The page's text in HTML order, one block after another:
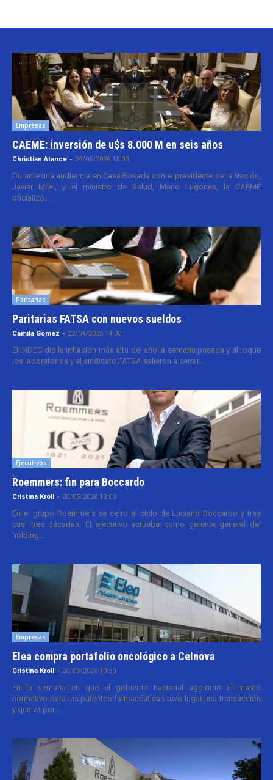
Empresas
CAEME: inversión de u$s 8.000 M en seis años
Christian Atance - 29/05/2026 15:00
Durante una audiencia en Casa Rosada con el presidente de la Nación,
Javier Milei, y el ministro de Salud, Mario Lugones, la CAEME
oficializó...
Paritarias
Paritarias FATSA con nuevos sueldos
Camila Gomez - 22/04/2026 14:30
El INDEC dio la inflación más alta del año la semana pasada y al toque
los laboratorios y el sindicato FATSA salieron a cerrar...
Ejecutivos
Roemmers: fin para Boccardo
Cristina Kroll - 20/05/2026 13:00
En el grupo Roemmers se cerró el ciclo de Luciano Boccardo y tras
casi tres décadas. El ejecutivo actuaba como gerente general del
holding...
Empresas
Elea compra portafolio oncológico a Celnova
Cristina Kroll - 20/03/2026 10:30
En la semana en que el gobierno nacional aggiornó el marco
normativo para las patentes farmacéuticas tuvo lugar una transacción
y que va por...